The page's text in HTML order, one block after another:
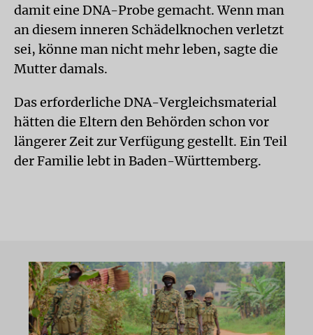
damit eine DNA-Probe gemacht. Wenn man
an diesem inneren Schädelknochen verletzt
sei, könne man nicht mehr leben, sagte die
Mutter damals.
Das erforderliche DNA-Vergleichsmaterial
hätten die Eltern den Behörden schon vor
längerer Zeit zur Verfügung gestellt. Ein Teil
der Familie lebt in Baden-Württemberg.